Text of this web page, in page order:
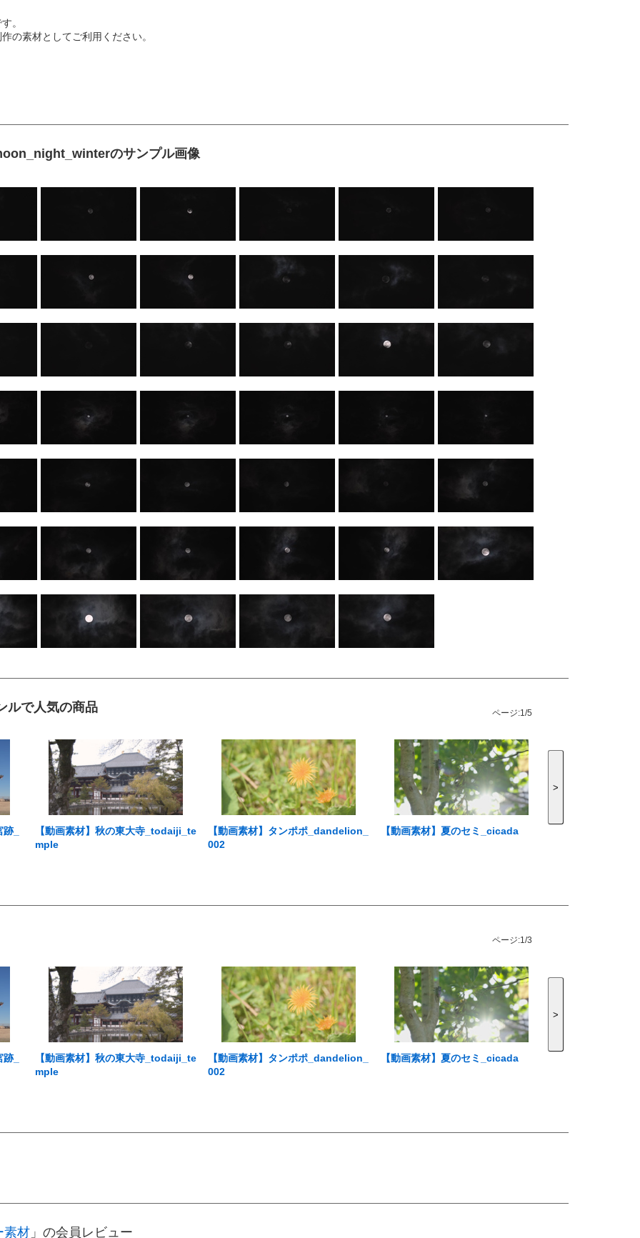
。
の素材としてご利用ください。
のサンプル画像
ルで人気の商品 ページ:1/5
_
【動画素材】秋の東大寺_todaiji_te
mple
【動画素材】タンポポ_dandelion_
002
【動画素材】夏のセミ_cicada
>
ページ:1/3
_
【動画素材】秋の東大寺_todaiji_te
mple
【動画素材】タンポポ_dandelion_
002
【動画素材】夏のセミ_cicada
>
素材 」の会員レビュー